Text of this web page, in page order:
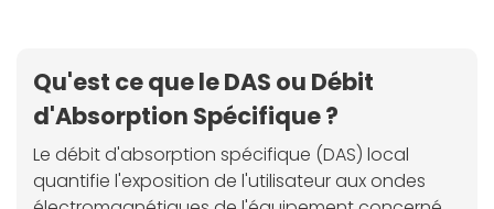
Qu'est ce que le DAS ou Débit
d'Absorption Spécifique ?
Le débit d'absorption spécifique (DAS) local
quantifie l'exposition de l'utilisateur aux ondes